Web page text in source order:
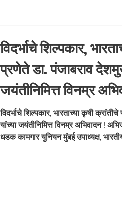
विदर्भाचे शिल्पकार,
प्रणेते डा. पंजाबराव
जयंतीनिमित्त विनम्र
राणे संस्थापक,
युनियन मुंबई उपाध्यक्ष, भारतीय जनता पार्टी
विदर्भाचे शिल्पकार, भारताच्या कृषी
यांच्या जयंतीनिमित्त विनम्र अभिवादन !
धडक कामगार युनियन मुंबई उपाध्यक्ष,